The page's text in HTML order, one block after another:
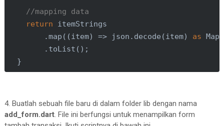
//mapping data
return itemStrings
        .map((item) => json.decode(item)
as Map
        .toList();
  }
  saveData(
String description,
String type,
4. Buatlah sebuah file baru di dalam folder lib dengan nama
add_form.dart. File ini berfungsi untuk menampilkan form